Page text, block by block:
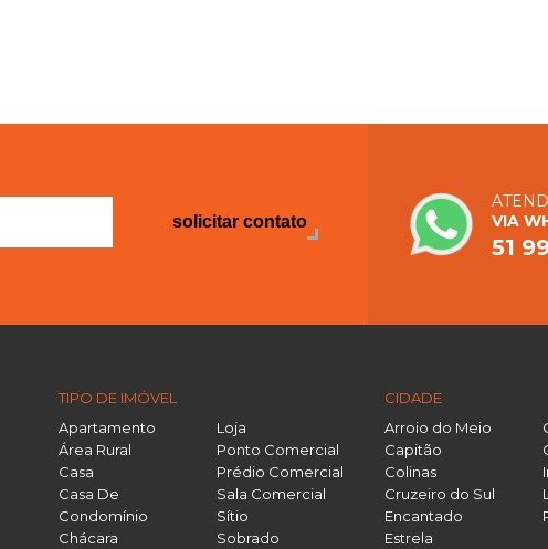
solicitar contato
VIA
51
TIPO DE IMÓVEL
Apartamento
Área Rural
Casa
Casa De
Condomínio
Chácara
Loja
Ponto Comercial
Prédio Comercial
Sala Comercial
Sítio
Sobrado
CIDADE
Arroio do Meio
Capitão
Colinas
Cruzeiro do Sul
Encantado
Estrela